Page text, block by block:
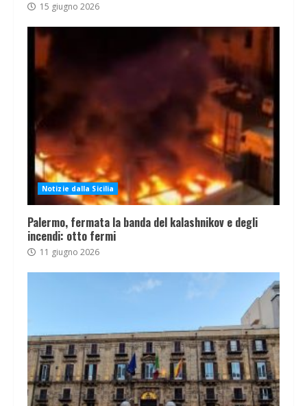
15 giugno 2026
Notizie dalla Sicilia
Palermo, fermata la banda del kalashnikov e degli
incendi: otto fermi
11 giugno 2026